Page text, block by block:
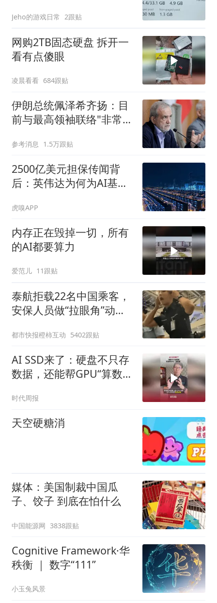
Jeho的游戏日常 2跟贴
网购2TB固态硬盘 拆开一
看有点傻眼
凌晨看看 684跟贴
伊朗总统佩泽希齐扬：目
前与最高领袖联络"非常困
参考消息 1.5万跟贴
2500亿美元担保传闻背
后：英伟达为何为AI基建
虎嗅APP
内存正在毁掉一切，所有
的AI都要算力
爱范儿 11跟贴
泰航拒载22名中国乘客，
安保人员做“拉眼角”动
拒绝登机决定由航司作
出；亲历者：曾承诺免费
改签但没兑现
都市快报橙柿互动 5402跟贴
AI SSD来了：硬盘不只存
数据，还能帮GPU“算数
时代周报
天空硬糖消
媒体：美国制裁中国瓜
子、饺子 到底在怕什么
中国能源网 3838跟贴
Cognitive Framework·华
秩衡 ｜ 数字“111”
小玉兔风景